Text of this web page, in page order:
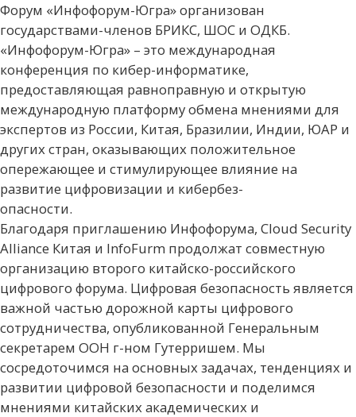
Форум «Инфофорум-Югра» организован
государствами-членов БРИКС, ШОС и ОДКБ.
«Инфофорум-Югра» – это международная
конференция по кибер-информатике,
предоставляющая равноправную и открытую
международную платформу обмена мнениями для
экспертов из России, Китая, Бразилии, Индии, ЮАР и
других стран, оказывающих положительное
опережающее и стимулирующее влияние на
развитие цифровизации и кибербез-
опасности.
Благодаря приглашению Инфофорума, Cloud Security
Alliance Китая и InfoFurm продолжат совместную
организацию второго китайско-российского
цифрового форума. Цифровая безопасность является
важной частью дорожной карты цифрового
сотрудничества, опубликованной Генеральным
секретарем ООН г-ном Гутерришем. Мы
сосредоточимся на основных задачах, тенденциях и
развитии цифровой безопасности и поделимся
мнениями китайских академических и